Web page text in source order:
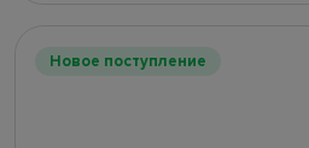
Новое поступление